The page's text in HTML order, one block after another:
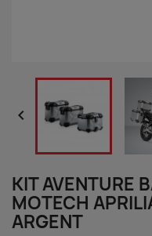

KIT AVENTURE
MOTECH
ARGENT